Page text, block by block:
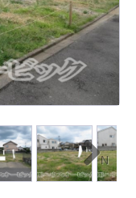
ext
N
ext